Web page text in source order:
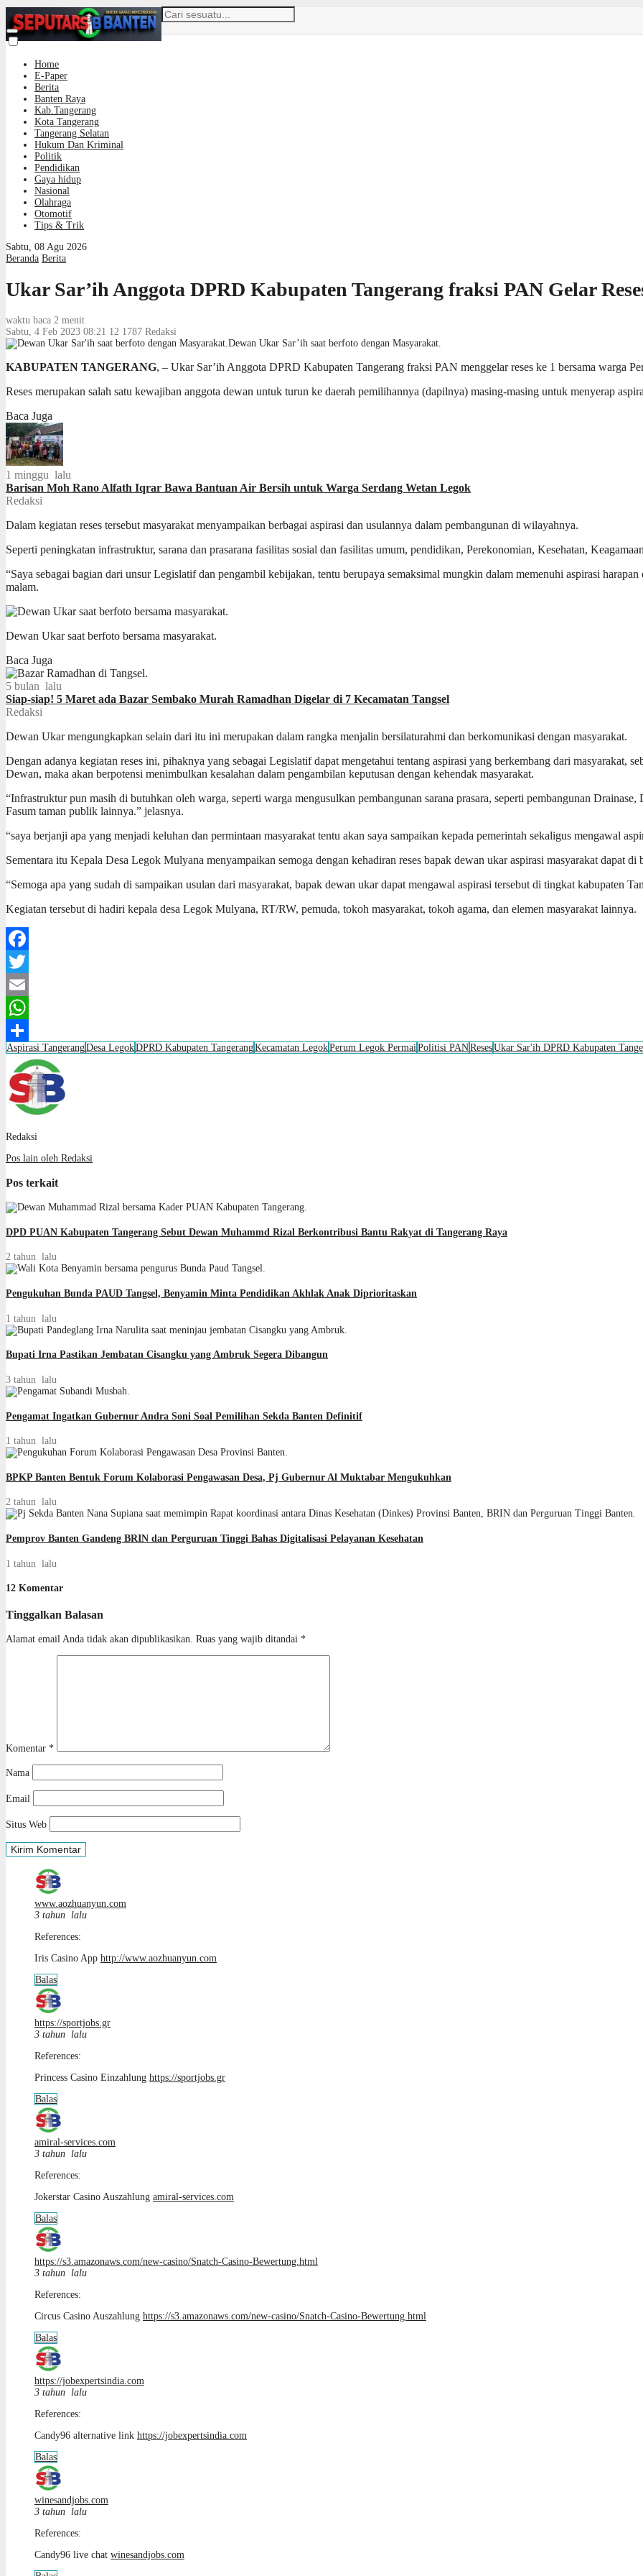
Home
E-Paper
Berita
Banten Raya
Kab.Tangerang
Kota Tangerang
Tangerang Selatan
Hukum Dan Kriminal
Politik
Pendidikan
Gaya hidup
Nasional
Olahraga
Otomotif
Tips & Trik
Sabtu, 08 Agu 2026
Beranda Berita
Ukar Sar’ih Anggota DPRD Kabupaten Tangerang fraksi PAN Gelar
waktu baca 2 menit
Sabtu, 4 Feb 2023 08:21 12 1787 Redaksi
Dewan Ukar Sar’ih saat berfoto dengan Masyarakat.
KABUPATEN TANGERANG, – Ukar Sar’ih Anggota DPRD Kabupaten Tangerang fraksi PAN menggelar reses ke 1 bersama warga
Reses merupakan salah satu kewajiban anggota dewan untuk turun ke daerah pemilihannya (dapilnya) masing-masing untuk menyerap
Baca Juga
1 minggu lalu
Barisan Moh Rano Alfath Iqrar Bawa Bantuan Air Bersih untuk Warga Serdang Wetan Legok
Redaksi
Dalam kegiatan reses tersebut masyarakat menyampaikan berbagai aspirasi dan usulannya dalam pembangunan di wilayahnya.
Seperti peningkatan infrastruktur, sarana dan prasarana fasilitas sosial dan fasilitas umum, pendidikan, Perekonomian, Kesehatan,
“Saya sebagai bagian dari unsur Legislatif dan pengambil kebijakan, tentu berupaya semaksimal mungkin dalam memenuhi aspirasi
malam.
Dewan Ukar saat berfoto bersama masyarakat.
Baca Juga
5 bulan lalu
Siap-siap! 5 Maret ada Bazar Sembako Murah Ramadhan Digelar di 7 Kecamatan Tangsel
Redaksi
Dewan Ukar mengungkapkan selain dari itu ini merupakan dalam rangka menjalin bersilaturahmi dan berkomunikasi dengan masyarakat.
Dengan adanya kegiatan reses ini, pihaknya yang sebagai Legislatif dapat mengetahui tentang aspirasi yang berkembang dari masyarakat,
Dewan, maka akan berpotensi menimbulkan kesalahan dalam pengambilan keputusan dengan kehendak masyarakat.
“Infrastruktur pun masih di butuhkan oleh warga, seperti warga mengusulkan pembangunan sarana prasara, seperti pembangunan
Fasum taman publik lainnya.” jelasnya.
“saya berjanji apa yang menjadi keluhan dan permintaan masyarakat tentu akan saya sampaikan kepada pemerintah sekaligus mengawal
Sementara itu Kepala Desa Legok Mulyana menyampaikan semoga dengan kehadiran reses bapak dewan ukar aspirasi masyarakat dapat di
“Semoga apa yang sudah di sampaikan usulan dari masyarakat, bapak dewan ukar dapat mengawal aspirasi tersebut di tingkat kabupaten
Kegiatan tersebut di hadiri kepala desa Legok Mulyana, RT/RW, pemuda, tokoh masyarakat, tokoh agama, dan elemen masyarakat lainnya.
Facebook
Twitter
Email
WhatsApp
Share
Aspirasi TangerangDesa LegokDPRD Kabupaten TangerangKecamatan LegokPerum Legok Permai Politisi PANResesUkar Sar'ih DPRD Kabupaten
Redaksi
Pos lain oleh Redaksi
Pos terkait
DPD PUAN Kabupaten Tangerang Sebut Dewan Muhammd Rizal Berkontribusi Bantu Rakyat di Tangerang Raya
2 tahun lalu
Pengukuhan Bunda PAUD Tangsel, Benyamin Minta Pendidikan Akhlak Anak Diprioritaskan
1 tahun lalu
Bupati Irna Pastikan Jembatan Cisangku yang Ambruk Segera Dibangun
3 tahun lalu
Pengamat Ingatkan Gubernur Andra Soni Soal Pemilihan Sekda Banten Definitif
1 tahun lalu
BPKP Banten Bentuk Forum Kolaborasi Pengawasan Desa, Pj Gubernur Al Muktabar Mengukuhkan
2 tahun lalu
Pemprov Banten Gandeng BRIN dan Perguruan Tinggi Bahas Digitalisasi Pelayanan Kesehatan
1 tahun lalu
12 Komentar
Tinggalkan Balasan
Alamat email Anda tidak akan dipublikasikan. Ruas yang wajib ditandai *
Komentar *
Nama
Email
Situs Web
www.aozhuanyun.com
3 tahun lalu
References:
Iris Casino App http://www.aozhuanyun.com
Balas
https://sportjobs.gr
3 tahun lalu
References:
Princess Casino Einzahlung https://sportjobs.gr
Balas
amiral-services.com
3 tahun lalu
References:
Jokerstar Casino Auszahlung amiral-services.com
Balas
https://s3.amazonaws.com/new-casino/Snatch-Casino-Bewertung.html
3 tahun lalu
References:
Circus Casino Auszahlung https://s3.amazonaws.com/new-casino/Snatch-Casino-Bewertung.html
Balas
https://jobexpertsindia.com
3 tahun lalu
References:
Candy96 alternative link https://jobexpertsindia.com
Balas
winesandjobs.com
3 tahun lalu
References:
Candy96 live chat winesandjobs.com